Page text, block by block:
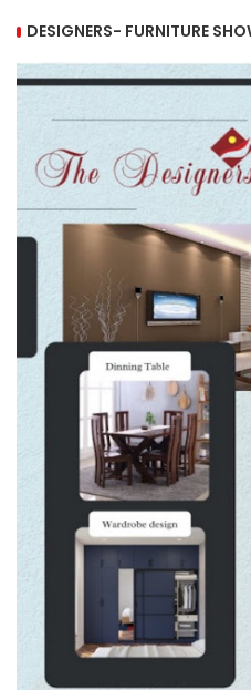
DESIGNERS- FURNITURE